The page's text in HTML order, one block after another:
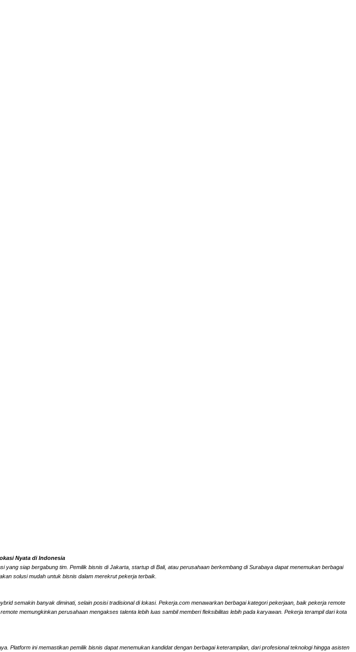
Nyata di Indonesia
siap bergabung tim. Pemilik bisnis di Jakarta, startup di Bali, atau perusahaan berkembang di Surabaya dapat menemukan berbagai
solusi mudah untuk bisnis dalam merekrut pekerja terbaik.
semakin banyak diminati, selain posisi tradisional di lokasi. Pekerja.com menawarkan berbagai kategori pekerjaan, baik pekerja remote
memungkinkan perusahaan mengakses talenta lebih luas sambil memberi fleksibilitas lebih pada karyawan. Pekerja terampil dari kota
ini memastikan pemilik bisnis dapat menemukan kandidat dengan berbagai keterampilan, dari profesional teknologi hingga asisten